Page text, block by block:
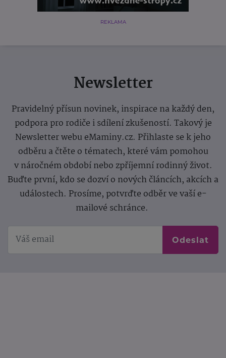
REKLAMA
Newsletter
Pravidelný přísun novinek, inspirace na každý den,
podpora pro rodiče i sdílení zkušeností. Takový je
Newsletter webu eMaminy.cz. Přihlaste se k jeho
odběru a čtěte o tématech, které vám pomohou
v náročném období nebo zpříjemní rodinný život.
Buďte první, kdo se dozví o nových článcích, akcích a
událostech. Prosíme, potvrďte odběr ve vaší e-
mailové schránce.
Odeslat